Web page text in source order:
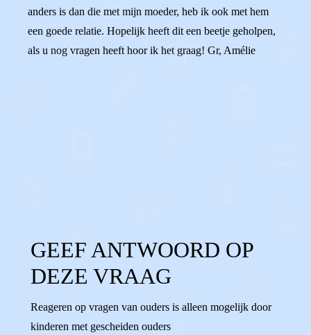
anders is dan die met mijn moeder, heb ik ook met hem
een goede relatie. Hopelijk heeft dit een beetje geholpen,
als u nog vragen heeft hoor ik het graag! Gr, Amélie
GEEF ANTWOORD OP
DEZE VRAAG
Reageren op vragen van ouders is alleen mogelijk door
kinderen met gescheiden ouders